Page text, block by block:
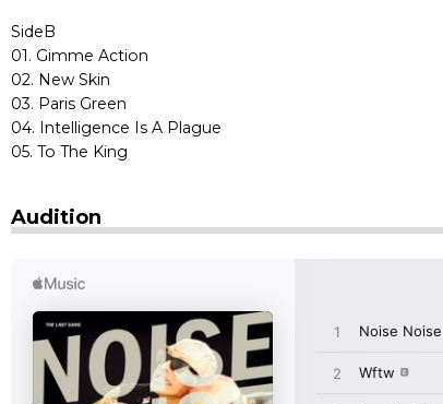
SideB
01. Gimme Action
02. New Skin
03. Paris Green
04. Intelligence Is A Plague
05. To The King
Audition